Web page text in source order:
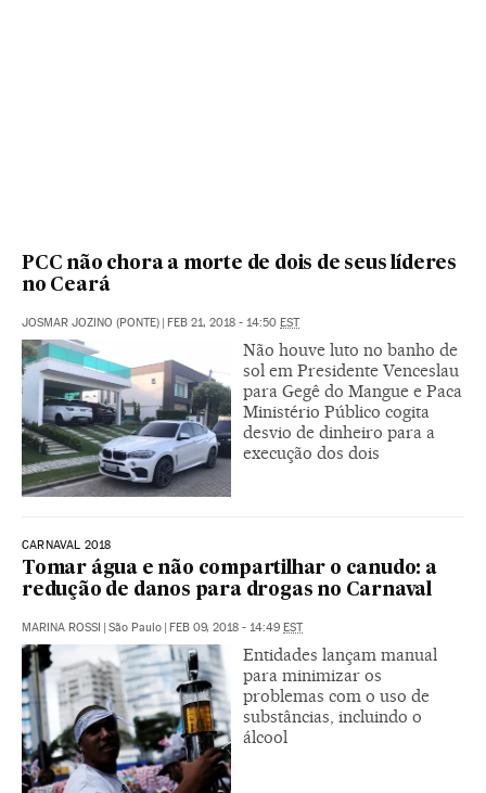
PCC não chora a morte de dois de seus líderes
no Ceará
JOSMAR JOZINO (PONTE) | FEB 21, 2018 - 14:50 EST
Não houve luto no banho de
sol em Presidente Venceslau
para Gegê do Mangue e Paca
Ministério Público cogita
desvio de dinheiro para a
execução dos dois
CARNAVAL 2018
Tomar água e não compartilhar o canudo: a
redução de danos para drogas no Carnaval
MARINA ROSSI | São Paulo | FEB 09, 2018 - 14:49 EST
Entidades lançam manual
para minimizar os
problemas com o uso de
substâncias, incluindo o
álcool